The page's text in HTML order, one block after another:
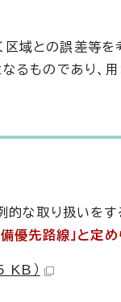
域との誤差等を
るものであり、
な取り扱いをす
備優先路線」と定
KB）